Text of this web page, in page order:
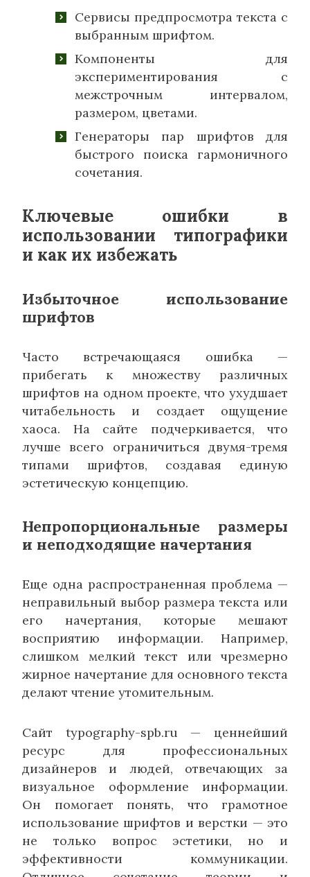
Сервисы предпросмотра текста с
выбранным шрифтом.
Компоненты для
экспериментирования с
межстрочным интервалом,
размером, цветами.
Генераторы пар шрифтов для
быстрого поиска гармоничного
сочетания.
Ключевые ошибки в
использовании типографики
и как их избежать
Избыточное использование
шрифтов
Часто встречающаяся ошибка —
прибегать к множеству различных
шрифтов на одном проекте, что ухудшает
читабельность и создает ощущение
хаоса. На сайте подчеркивается, что
лучше всего ограничиться двумя-тремя
типами шрифтов, создавая единую
эстетическую концепцию.
Непропорциональные размеры
и неподходящие начертания
Еще одна распространенная проблема —
неправильный выбор размера текста или
его начертания, которые мешают
восприятию информации. Например,
слишком мелкий текст или чрезмерно
жирное начертание для основного текста
делают чтение утомительным.
Сайт typography-spb.ru — ценнейший
ресурс для профессиональных
дизайнеров и людей, отвечающих за
визуальное оформление информации.
Он помогает понять, что грамотное
использование шрифтов и верстки — это
не только вопрос эстетики, но и
эффективности коммуникации.